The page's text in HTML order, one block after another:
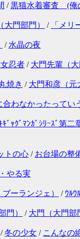
/黒猫水着審査 (俺
大門部門） / 「メ
/ 水晶の夜
忍者 / 大門先輩（大
焼き / 大門和彦（元
わなかったってい
ｷﾞｬｸﾞﾏﾝｶﾞｼﾘｰｽﾞ第
トの心 / お台場の整
やる実
ーランジェ） / ｳﾙｳ
門） / 大門（大門部
/冬の少女 / こんなの